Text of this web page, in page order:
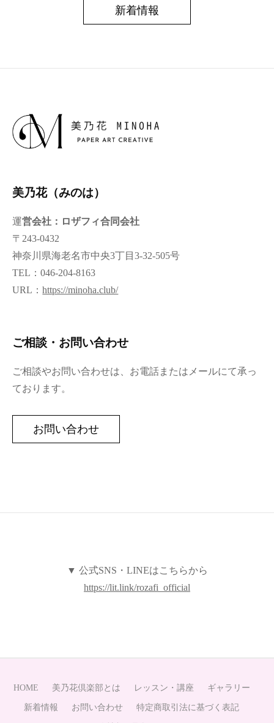
新着情報
美乃花（みのは）
運営会社：ロザフィ合同会社
〒243-0432
神奈川県海老名市中央3丁目3-32-505号
TEL：046-204-8163
URL：https://minoha.club/
ご相談・お問い合わせ
ご相談やお問い合わせは、お電話またはメールにて承っ
ております。
お問い合わせ
▼ 公式SNS・LINEはこちらから
https://lit.link/rozafi_official
HOME 美乃花倶楽部とは レッスン・講座 ギャラリー
新着情報 お問い合わせ 特定商取引法に基づく表記